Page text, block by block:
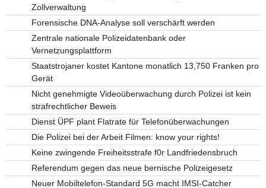
Zollverwaltung
Forensische DNA-Analyse soll verschärft werden
Zentrale nationale Polizeidatenbank oder
Vernetzungsplattform
Staatstrojaner kostet Kantone monatlich 13,750 Franken pro
Gerät
Nicht genehmigte Videoüberwachung durch Polizei ist kein
strafrechtlicher Beweis
Dienst ÜPF plant Flatrate für Telefonüberwachungen
Die Polizei bei der Arbeit Filmen: know your rights!
Keine zwingende Freiheitsstrafe f0r Landfriedensbruch
Referendum gegen das neue bernische Polizeigesetz
Neuer Mobiltelefon-Standard 5G macht IMSI-Catcher